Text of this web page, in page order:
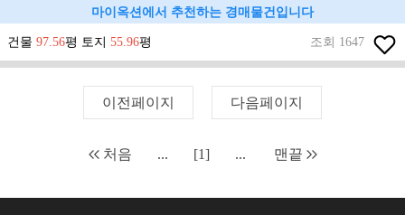
마이옥션에서 추천하는 경매물건입니다
건물 97.56평 토지 55.96평 조회 1647
이전페이지 다음페이지
처음 ... [1] ... 맨끝